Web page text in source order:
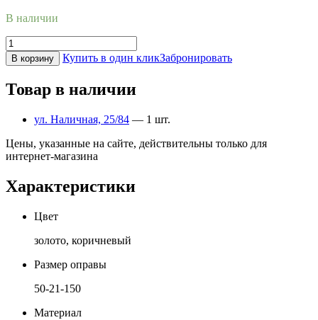
В наличии
В корзину Купить в один кликЗабронировать
Товар в наличии
ул. Наличная, 25/84 — 1 шт.
Цены, указанные на сайте, действительны только для
интернет-магазина
Характеристики
Цвет
золото, коричневый
Размер оправы
50-21-150
Материал